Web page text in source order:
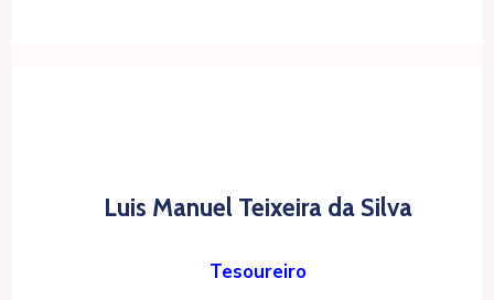
Luis Manuel Teixeira da Silva
Tesoureiro